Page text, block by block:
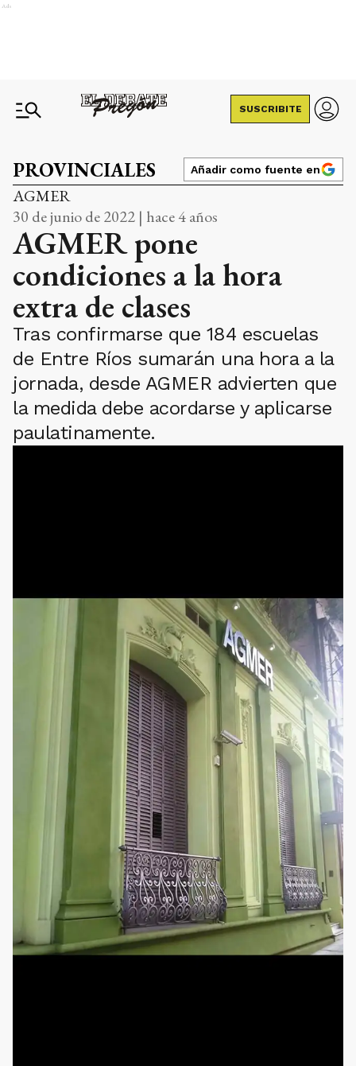
Ads
SUSCRIBITE
PROVINCIALES Añadir como fuente en
AGMER
30 de junio de 2022 | hace 4 años
AGMER pone
condiciones a la hora
extra de clases
Tras confirmarse que 184 escuelas
de Entre Ríos sumarán una hora a la
jornada, desde AGMER advierten que
la medida debe acordarse y aplicarse
paulatinamente.